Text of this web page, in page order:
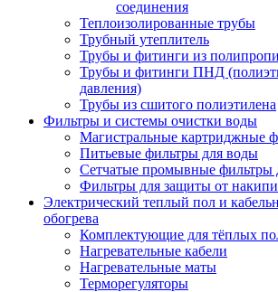
соединения
Теплоизолированные трубы
Трубный утеплитель
Трубы и фитинги из
Трубы и фитинги ПНД
давления)
Трубы из сшитого полиэтилена
Фильтры и системы очистки воды
Магистральные картриджные
Питьевые фильтры для воды
Сетчатые промывные фильтры
Фильтры для защиты от накипи
Электрический теплый пол и
обогрева
Комплектующие для тёплых
Нагревательные кабели
Нагревательные маты
Терморегуляторы